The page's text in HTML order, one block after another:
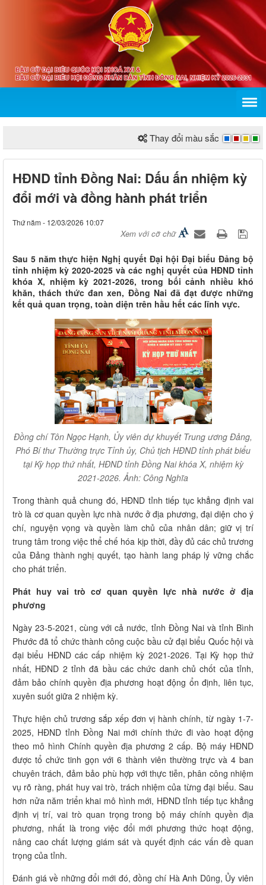
Thay đổi màu sắc
HĐND tỉnh Đồng Nai: Dấu ấn nhiệm kỳ
đổi mới và đồng hành phát triển
Thứ năm - 12/03/2026 10:07
Xem với cỡ chữ
Sau 5 năm thực hiện Nghị quyết Đại hội Đại biểu Đảng bộ
tỉnh nhiệm kỳ 2020-2025 và các nghị quyết của HĐND tỉnh
khóa X, nhiệm kỳ 2021-2026, trong bối cảnh nhiều khó
khăn, thách thức đan xen, Đồng Nai đã đạt được những
kết quả quan trọng, toàn diện trên hầu hết các lĩnh vực.
Đồng chí Tôn Ngọc Hạnh, Ủy viên dự khuyết Trung ương Đảng,
Phó Bí thư Thường trực Tỉnh ủy, Chủ tịch HĐND tỉnh phát biểu
tại Kỳ họp thứ nhất, HĐND tỉnh Đồng Nai khóa X, nhiệm kỳ
2021-2026. Ảnh: Công Nghĩa
Trong thành quả chung đó, HĐND tỉnh tiếp tục khẳng định vai
trò là cơ quan quyền lực nhà nước ở địa phương, đại diện cho ý
chí, nguyện vọng và quyền làm chủ của nhân dân; giữ vị trí
trung tâm trong việc thể chế hóa kịp thời, đầy đủ các chủ trương
của Đảng thành nghị quyết, tạo hành lang pháp lý vững chắc
cho phát triển.
Phát huy vai trò cơ quan quyền lực nhà nước ở địa
phương
Ngày 23-5-2021, cùng với cả nước, tỉnh Đồng Nai và tỉnh Bình
Phước đã tổ chức thành công cuộc bầu cử đại biểu Quốc hội và
đại biểu HĐND các cấp nhiệm kỳ 2021-2026. Tại Kỳ họp thứ
nhất, HĐND 2 tỉnh đã bầu các chức danh chủ chốt của tỉnh,
đảm bảo chính quyền địa phương hoạt động ổn định, liên tục,
xuyên suốt giữa 2 nhiệm kỳ.
Thực hiện chủ trương sắp xếp đơn vị hành chính, từ ngày 1-7-
2025, HĐND tỉnh Đồng Nai mới chính thức đi vào hoạt động
theo mô hình Chính quyền địa phương 2 cấp. Bộ máy HĐND
được tổ chức tinh gọn với 6 thành viên thường trực và 4 ban
chuyên trách, đảm bảo phù hợp với thực tiễn, phân công nhiệm
vụ rõ ràng, phát huy vai trò, trách nhiệm của từng đại biểu. Sau
hơn nửa năm triển khai mô hình mới, HĐND tỉnh tiếp tục khẳng
định vị trí, vai trò quan trọng trong bộ máy chính quyền địa
phương, nhất là trong việc đổi mới phương thức hoạt động,
nâng cao chất lượng giám sát và quyết định các vấn đề quan
trọng của tỉnh.
Đánh giá về những đổi mới đó, đồng chí Hà Anh Dũng, Ủy viên